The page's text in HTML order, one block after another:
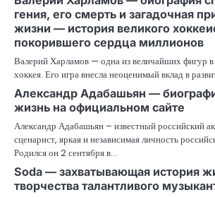
гения, его смерть и загадочная
жизни — история великого
покорившего сердца миллионов
Валерий Харламов — одна из величайших фигур в
хоккея. Его игра внесла неоценимый вклад в
Александр Адабашьян —
жизнь на официальном сайте
Александр Адабашьян – известный российский
сценарист, яркая и независимая личность
Родился он 2 сентября в…
Soda — захватывающая история
творчества талантливого